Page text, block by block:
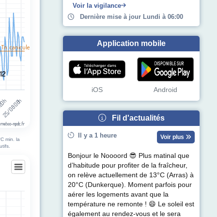
12
12
25/08 08h
meteo-npdc.fr
Tn. canicule
min. la
Branche
Voir la vigilance
Dernière mise à jour Lundi à 06:00
Application mobile
iOS Android
Fil d'actualités
Il y a 1 heure Voir plus
Bonjour le Noooord 😎 Plus matinal que
d’habitude pour profiter de la fraîcheur,
on relève actuellement de 13°C (Arras) à
20°C (Dunkerque). Moment parfois pour
aérer les logements avant que la
température ne remonte ! 😄 Le soleil est
également au rendez-vous et le sera